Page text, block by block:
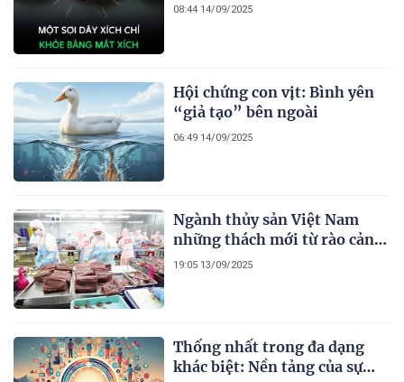
nhất: Bài học cho mọi hệ
08:44 14/09/2025
Hội chứng con vịt: Bình yên
“giả tạo” bên ngoài
06:49 14/09/2025
Ngành thủy sản Việt Nam
những thách mới từ rào cản
thị trường Mỹ
19:05 13/09/2025
Thống nhất trong đa dạng
khác biệt: Nền tảng của sự